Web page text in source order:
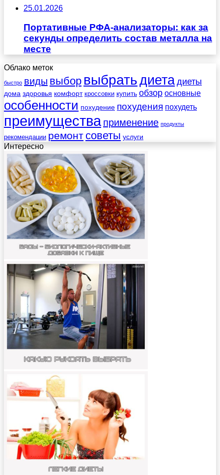
25.01.2026
Портативные РФА-анализаторы: как за
секунды определить состав металла на
месте
Облако меток
быстро виды выбор выбратьдиета диеты
дома здоровья комфорт кроссовки купить обзор основные
особенности похудение похудения похудеть
преимущества применение продукты
рекомендации ремонт советы услуги
Интересно